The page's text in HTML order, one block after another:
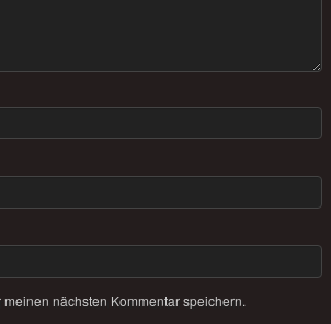
nächsten Kommentar speichern.